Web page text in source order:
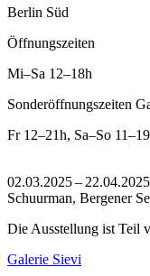
Berlin Süd
Öffnungszeiten
Mi–Sa 12–18h
Sonderöffnungszeiten
Fr 12–21h, Sa–So
02.03.2025 –
Schuurman, Bergener
Die Ausstellung ist Teil
Galerie Sievi